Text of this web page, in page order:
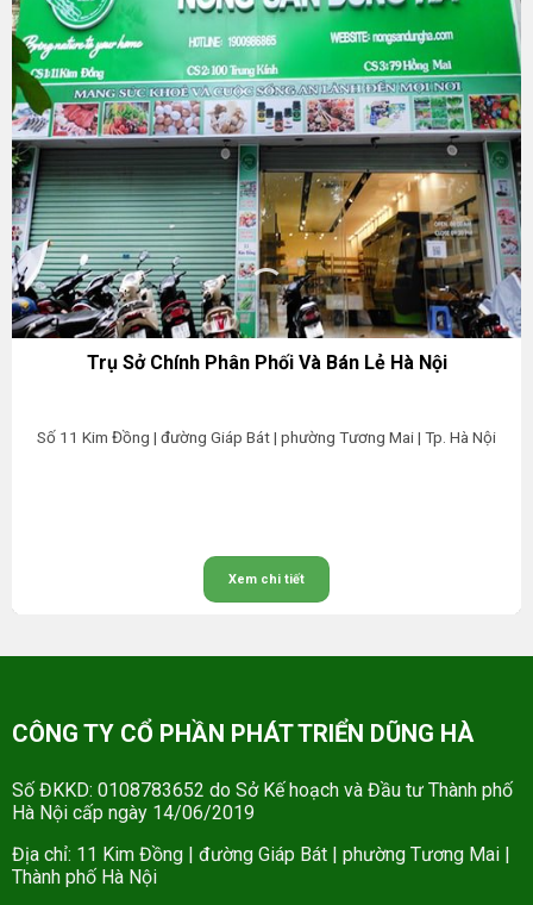
Trụ Sở Chính Phân Phối Và Bán Lẻ Hà Nội
Số 11 Kim Đồng | đường Giáp Bát | phường Tương Mai | Tp. Hà Nội
Xem chi tiết
CÔNG TY CỔ PHẦN PHÁT TRIỂN DŨNG HÀ
Số ĐKKD: 0108783652 do Sở Kế hoạch và Đầu tư Thành phố
Hà Nội cấp ngày 14/06/2019
Địa chỉ: 11 Kim Đồng | đường Giáp Bát | phường Tương Mai |
Thành phố Hà Nội